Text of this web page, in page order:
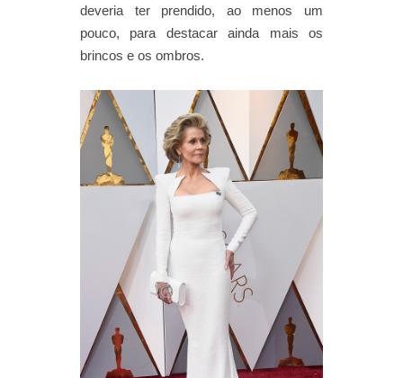
deveria ter prendido, ao menos um
pouco, para destacar ainda mais os
brincos e os ombros.